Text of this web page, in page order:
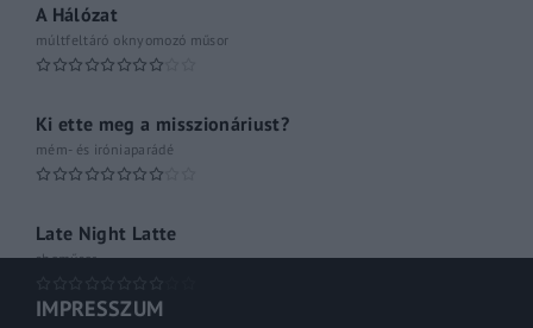
A Hálózat
múltfeltáró oknyomozó műsor
Ki ette meg a misszionáriust?
mém- és iróniaparádé
Late Night Latte
shoműsor
IMPRESSZUM